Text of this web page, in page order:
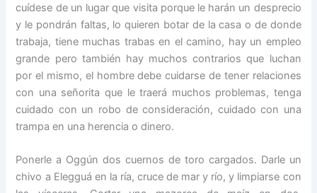
cuídese de un lugar que visita porque le harán un desprecio
y le pondrán faltas, lo quieren botar de la casa o de donde
trabaja, tiene muchas trabas en el camino, hay un empleo
grande pero también hay muchos contrarios que luchan
por el mismo, el hombre debe cuidarse de tener relaciones
con una señorita que le traerá muchos problemas, tenga
cuidado con un robo de consideración, cuidado con una
trampa en una herencia o dinero.
Ponerle a Oggún dos cuernos de toro cargados. Darle un
chivo a Elegguá en la ría, cruce de mar y río, y limpiarse con